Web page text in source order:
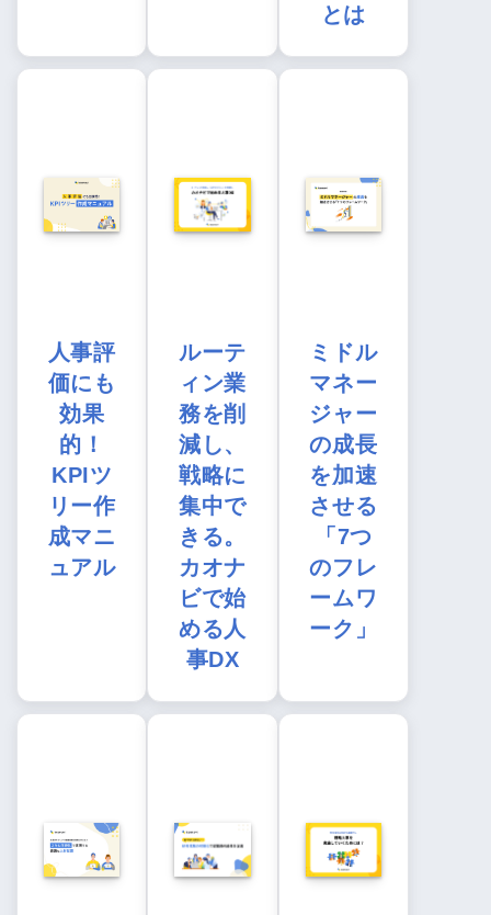
とは
人事評
価にも
効果
的！
KPIツ
リー作
成マニ
ュアル
ルーテ
ィン業
務を削
減し、
戦略に
集中で
きる。
カオナ
ビで始
める人
事DX
ミドル
マネー
ジャー
の成長
を加速
させる
「7つ
のフレ
ームワ
ーク」